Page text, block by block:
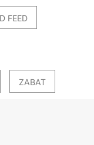
FEED
ZABAT